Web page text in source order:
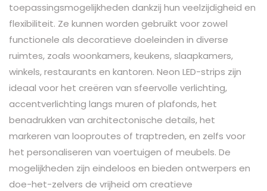
toepassingsmogelijkheden dankzij hun veelzijdigheid en
flexibiliteit. Ze kunnen worden gebruikt voor zowel
functionele als decoratieve doeleinden in diverse
ruimtes, zoals woonkamers, keukens, slaapkamers,
winkels, restaurants en kantoren. Neon LED-strips zijn
ideaal voor het creëren van sfeervolle verlichting,
accentverlichting langs muren of plafonds, het
benadrukken van architectonische details, het
markeren van looproutes of traptreden, en zelfs voor
het personaliseren van voertuigen of meubels. De
mogelijkheden zijn eindeloos en bieden ontwerpers en
doe-het-zelvers de vrijheid om creatieve